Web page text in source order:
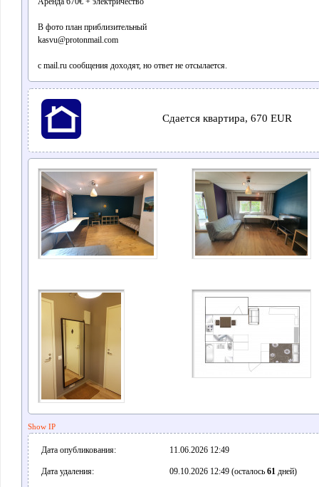
В фото план приблизительный
kasvu@protonmail.com
с mail.ru сообщения доходят, но ответ не отсылается.
Сдается квартира, 670 EUR
Show IP
Дата опубликования: 11.06.2026 12:49
Дата удаления: 09.10.2026 12:49 (осталось 61дней)